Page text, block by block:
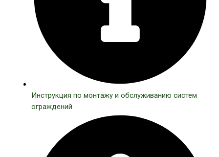
Инструкция по монтажу и обслуживанию систем
ограждений